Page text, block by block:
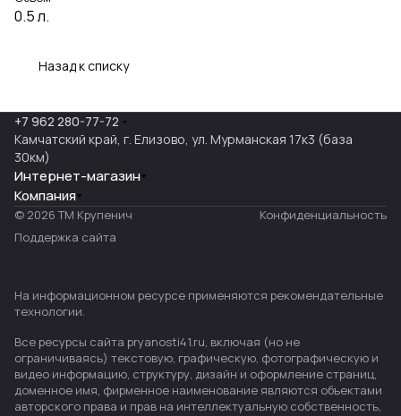
0.5 л.
Назад к списку
+7 962 280-77-72
Камчатский край, г. Елизово, ул. Мурманская 17к3 (база
30км)
Интернет-магазин
Компания
© 2026 ТМ Крупенич
Конфиденциальность
Поддержка сайта
На информационном ресурсе применяются рекомендательные
технологии.
Все ресурсы сайта pryanosti41.ru, включая (но не
ограничиваясь) текстовую, графическую, фотографическую и
видео информацию, структуру, дизайн и оформление страниц,
доменное имя, фирменное наименование являются объектами
авторского права и прав на интеллектуальную собственность,